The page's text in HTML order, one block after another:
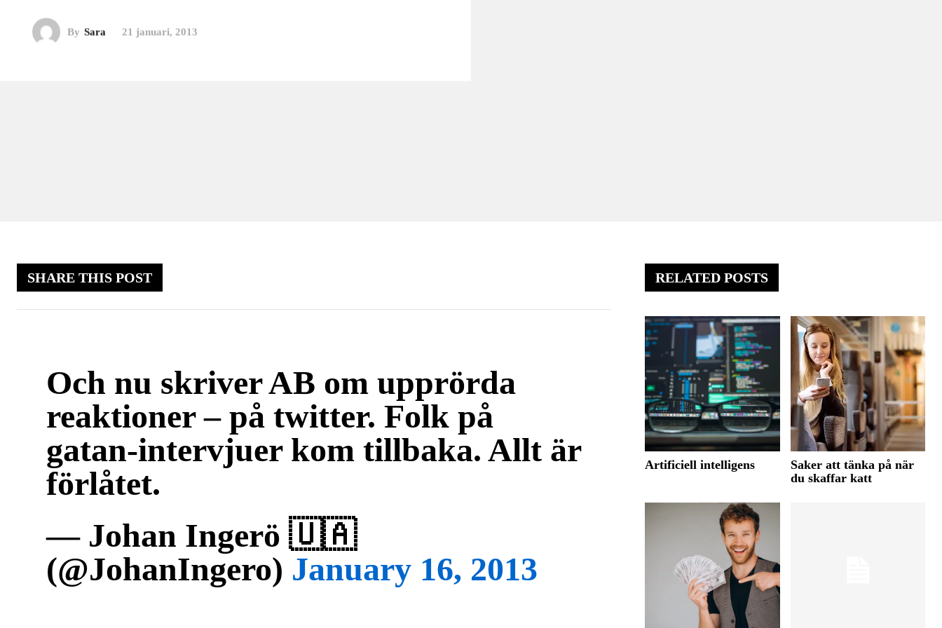
By Sara 21 januari, 2013
SHARE THIS POST
Och nu skriver AB om upprörda
reaktioner – på twitter. Folk på
gatan-intervjuer kom tillbaka. Allt är
förlåtet.
— Johan Ingerö 🇺🇦
(@JohanIngero) January 16, 2013
RELATED POSTS
Artificiell intelligens
Saker att tänka på när
du skaffar katt